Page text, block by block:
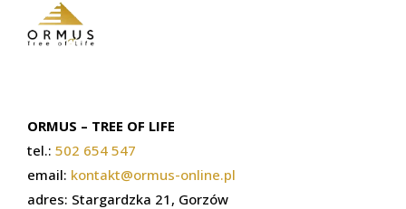
ORMUS – TREE OF LIFE
tel.: 502 654 547
email: kontakt@ormus-online.pl
adres: Stargardzka 21, Gorzów